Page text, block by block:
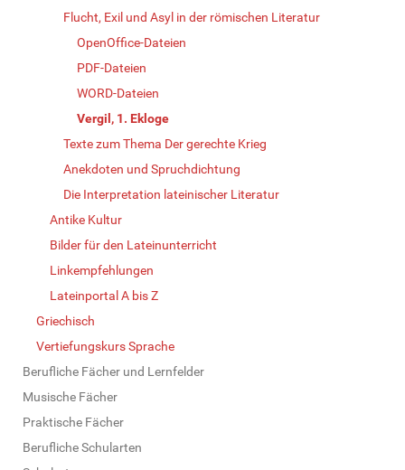
Flucht, Exil und Asyl in der römischen Literatur
OpenOffice-Dateien
PDF-Dateien
WORD-Dateien
Vergil, 1. Ekloge
Texte zum Thema Der gerechte Krieg
Anekdoten und Spruchdichtung
Die Interpretation lateinischer Literatur
Antike Kultur
Bilder für den Lateinunterricht
Linkempfehlungen
Lateinportal A bis Z
Griechisch
Vertiefungskurs Sprache
Berufliche Fächer und Lernfelder
Musische Fächer
Praktische Fächer
Berufliche Schularten